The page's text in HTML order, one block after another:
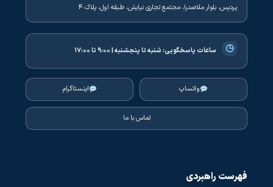
پردیس، بلوار ملاصدرا، مجتمع تجاری نیایش، طبقه اول، پلاک ۴
◷ ساعات پاسخگویی:شنبه تا پنجشنبه | ۹:۰۰ تا ۱۷:۰۰
واتساپ اینستاگرام
تماس با ما
فهرست راهبردی